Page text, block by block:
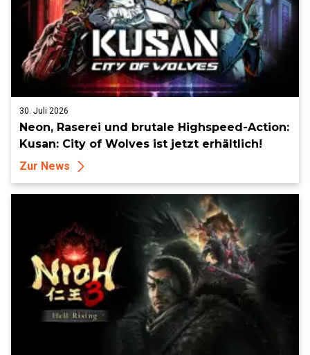
30. Juli 2026
Neon, Raserei und brutale Highspeed-Action:
Kusan: City of Wolves ist jetzt erhältlich!
Zur News